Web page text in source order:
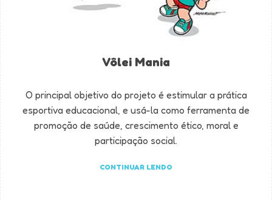
Vôlei Mania
O principal objetivo do projeto é estimular a prática
esportiva educacional, e usá-la como ferramenta de
promoção de saúde, crescimento ético, moral e
participação social.
CONTINUAR LENDO